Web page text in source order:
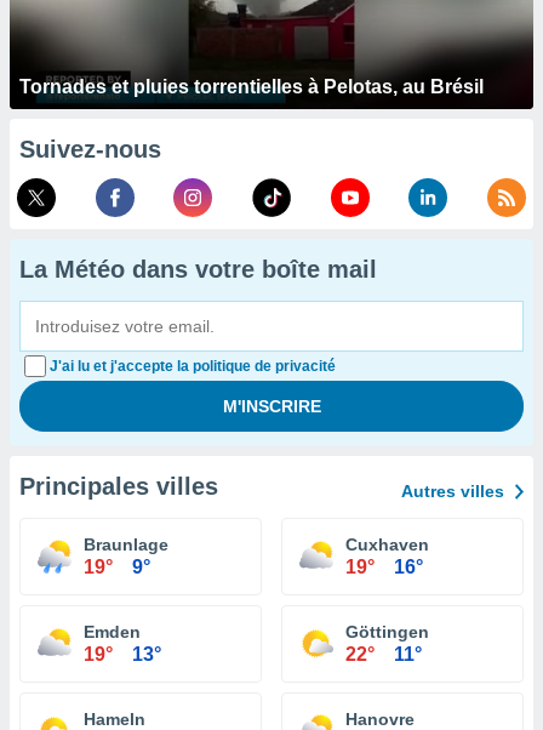
Tornades et pluies torrentielles à Pelotas, au Brésil
Suivez-nous
La Météo dans votre boîte mail
J'ai lu et j'accepte la politique de privacité
Principales villes Autres villes
Braunlage
19° 9°
Cuxhaven
19° 16°
Emden
19° 13°
Göttingen
22° 11°
Hameln Hanovre